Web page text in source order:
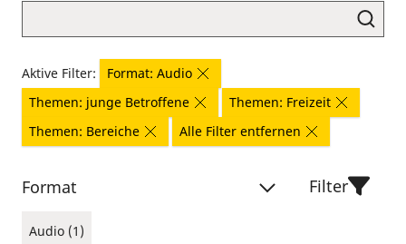
Aktive Filter:
Format: Audio
Themen: junge Betroffene
Themen: Freizeit
Themen: Bereiche
Alle Filter entfernen
Format
Audio (1)
Filter